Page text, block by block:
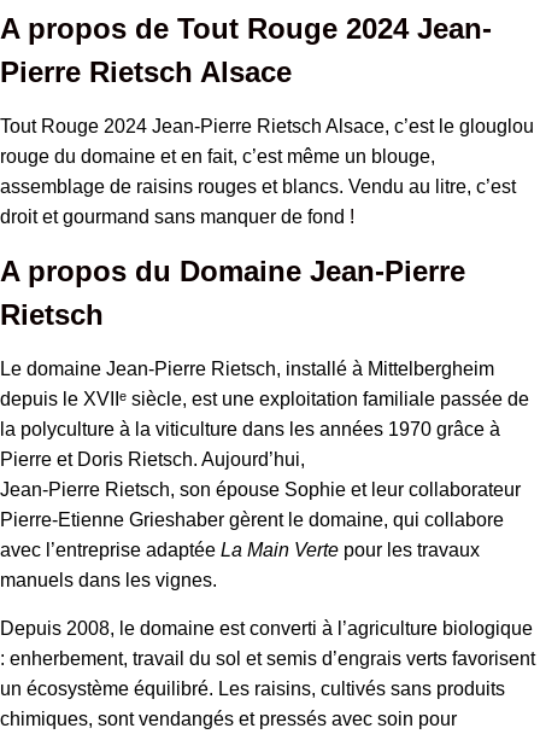
A propos de Tout Rouge 2024 Jean-
Pierre Rietsch Alsace
Tout Rouge 2024 Jean-Pierre Rietsch Alsace, c’est le glouglou
rouge du domaine et en fait, c’est même un blouge,
assemblage de raisins rouges et blancs. Vendu au litre, c’est
droit et gourmand sans manquer de fond !
A propos du Domaine Jean-Pierre
Rietsch
Le domaine Jean-Pierre Rietsch, installé à Mittelbergheim
depuis le XVIIᵉ siècle, est une exploitation familiale passée de
la polyculture à la viticulture dans les années 1970 grâce à
Pierre et Doris Rietsch. Aujourd’hui,
Jean-Pierre Rietsch, son épouse Sophie et leur collaborateur
Pierre-Etienne Grieshaber gèrent le domaine, qui collabore
avec l’entreprise adaptée La Main Verte pour les travaux
manuels dans les vignes.
Depuis 2008, le domaine est converti à l’agriculture biologique
: enherbement, travail du sol et semis d’engrais verts favorisent
un écosystème équilibré. Les raisins, cultivés sans produits
chimiques, sont vendangés et pressés avec soin pour